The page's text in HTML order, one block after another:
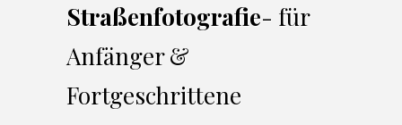
Straßenfotografie- für
Anfänger &
Fortgeschrittene